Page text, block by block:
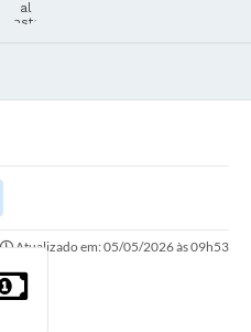
Atualizado em: 05/05/2026 às 09h53